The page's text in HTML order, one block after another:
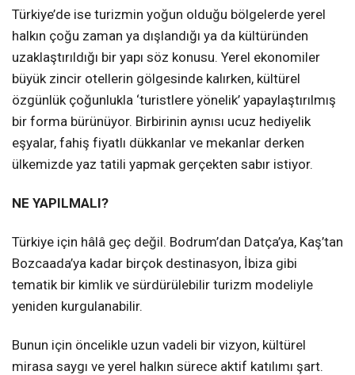
Türkiye’de ise turizmin yoğun olduğu bölgelerde yerel
halkın çoğu zaman ya dışlandığı ya da kültüründen
uzaklaştırıldığı bir yapı söz konusu. Yerel ekonomiler
büyük zincir otellerin gölgesinde kalırken, kültürel
özgünlük çoğunlukla ‘turistlere yönelik’ yapaylaştırılmış
bir forma bürünüyor. Birbirinin aynısı ucuz hediyelik
eşyalar, fahiş fiyatlı dükkanlar ve mekanlar derken
ülkemizde yaz tatili yapmak gerçekten sabır istiyor.
NE YAPILMALI?
Türkiye için hâlâ geç değil. Bodrum’dan Datça’ya, Kaş’tan
Bozcaada’ya kadar birçok destinasyon, İbiza gibi
tematik bir kimlik ve sürdürülebilir turizm modeliyle
yeniden kurgulanabilir.
Bunun için öncelikle uzun vadeli bir vizyon, kültürel
mirasa saygı ve yerel halkın sürece aktif katılımı şart.